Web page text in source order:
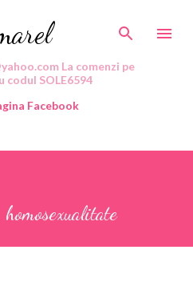
principal
La comenzi pe
codul SOLE6594
Facebook